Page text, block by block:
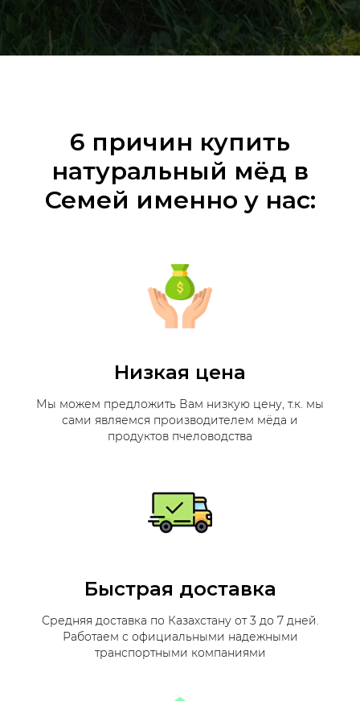
6 причин купить
натуральный мёд в
Семей именно у нас:
Низкая цена
Мы можем предложить Вам низкую цену, т.к. мы
сами являемся производителем мёда и
продуктов пчеловодства
Быстрая доставка
Средняя доставка по Казахстану от 3 до 7 дней.
Работаем с официальными надежными
транспортными компаниями